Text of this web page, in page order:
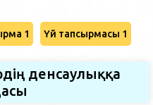
1 Үй тапсырмасы 1
денсаулыққа